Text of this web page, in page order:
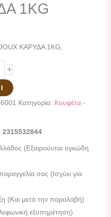
1KG
ΚΑΡΥΔΑ 1KG,
+
Κατηγορία: Κουφέτα -
(Εξαιρούνται ογκώδη
σας (Ισχύει για
(Και μετά την παραλαβή)
εξυπηρέτηση)